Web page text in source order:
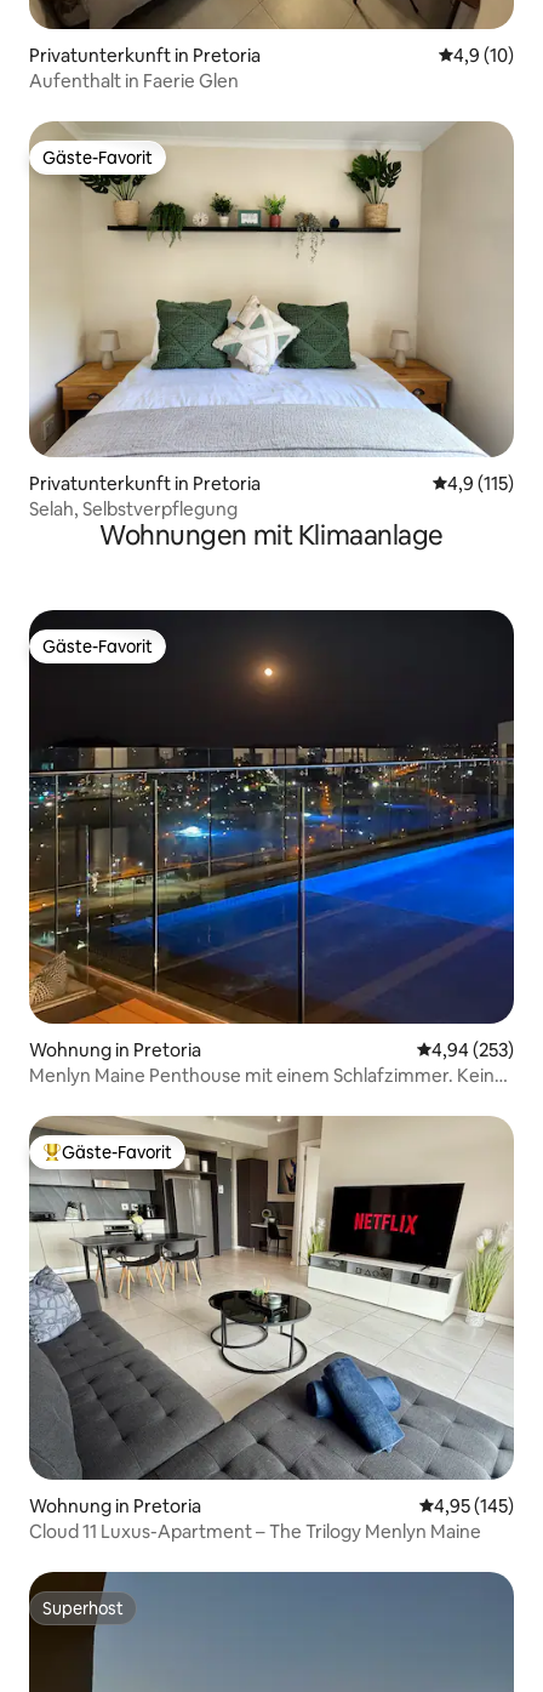
Privatunterkunft in Pretoria
4,9 (10)
Aufenthalt in Faerie Glen
Gäste-Favorit
Gäste-Favorit
Privatunterkunft in Pretoria
4,9 (115)
Selah, Selbstverpflegung
Wohnungen mit Klimaanlage
Gäste-Favorit
Gäste-Favorit
Wohnung in Pretoria
4,94 (253)
Menlyn Maine Penthouse mit einem Schlafzimmer. Keine
Beliebter Gäste-Favorit.
Gäste-Favorit
Wohnung in Pretoria
4,95 (145)
Cloud 11 Luxus-Apartment – The Trilogy Menlyn Maine
Superhost
Superhost